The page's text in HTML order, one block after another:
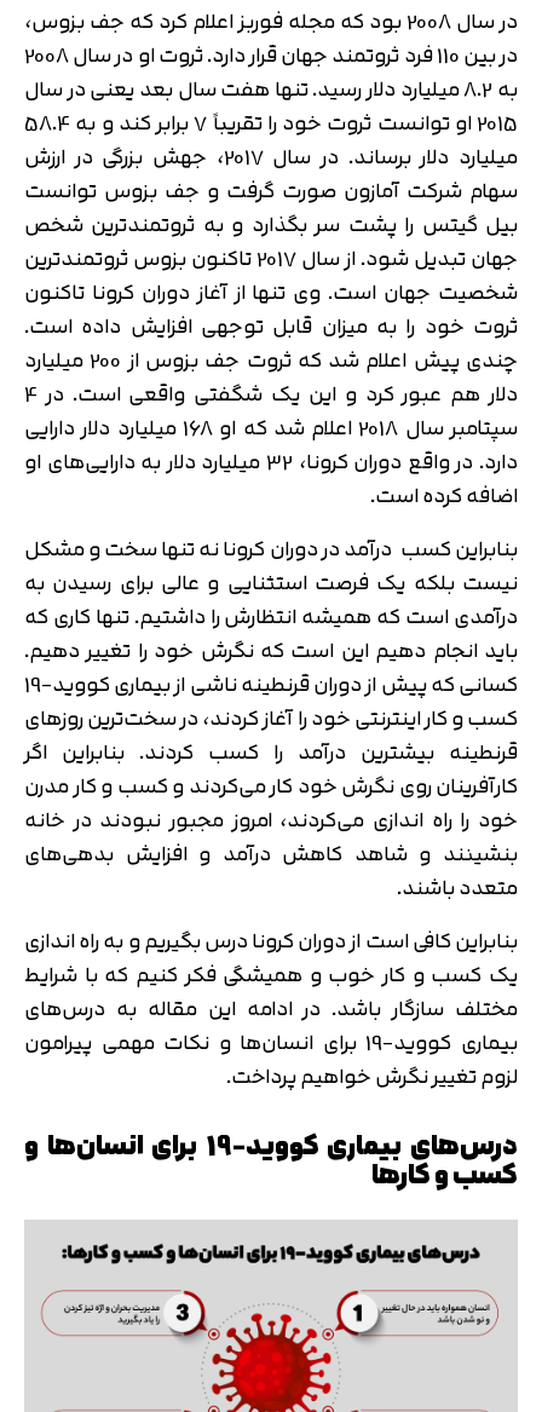
در سال 2008 بود که مجله فوربز اعلام کرد که جف بزوس،
در بین 110 فرد ثروتمند جهان قرار دارد. ثروت او در سال 2008
به 8.2 میلیارد دلار رسید. تنها هفت سال بعد یعنی در سال
2015 او توانست ثروت خود را تقریباً 7 برابر کند و به 58.4
میلیارد دلار برساند. در سال 2017، جهش بزرگی در ارزش
سهام شرکت آمازون صورت گرفت و جف بزوس توانست
بیل گیتس را پشت سر بگذارد و به ثروتمندترین شخص
جهان تبدیل شود. از سال 2017 تاکنون بزوس ثروتمندترین
شخصیت جهان است. وی تنها از آغاز دوران کرونا تاکنون
ثروت خود را به میزان قابل توجهی افزایش داده است.
چندی پیش اعلام شد که ثروت جف بزوس از 200 میلیارد
دلار هم عبور کرد و این یک شگفتی واقعی است. در 4
سپتامبر سال 2018 اعلام شد که او 168 میلیارد دلار دارایی
دارد. در واقع دوران کرونا، 32 میلیارد دلار به دارایی‌های او
اضافه کرده است.
بنابراین کسب درآمد در دوران کرونا نه تنها سخت و مشکل
نیست بلکه یک فرصت استثنایی و عالی برای رسیدن به
درآمدی است که همیشه انتظارش را داشتیم. تنها کاری که
باید انجام دهیم این است که نگرش خود را تغییر دهیم.
کسانی که پیش از دوران قرنطینه ناشی از بیماری کووید-19
کسب و کار اینترنتی خود را آغاز کردند، در سخت‌ترین روزهای
قرنطینه بیشترین درآمد را کسب کردند. بنابراین اگر
کارآفرینان روی نگرش خود کار می‌کردند و کسب و کار مدرن
خود را راه اندازی می‌کردند، امروز مجبور نبودند در خانه
بنشینند و شاهد کاهش درآمد و افزایش بدهی‌های
متعدد باشند.
بنابراین کافی است از دوران کرونا درس بگیریم و به راه اندازی
یک کسب و کار خوب و همیشگی فکر کنیم که با شرایط
مختلف سازگار باشد. در ادامه این مقاله به درس‌های
بیماری کووید-19 برای انسان‌ها و نکات مهمی پیرامون
لزوم تغییر نگرش خواهیم پرداخت.
درس‌های بیماری کووید-19 برای انسان‌ها و
کسب و کارها